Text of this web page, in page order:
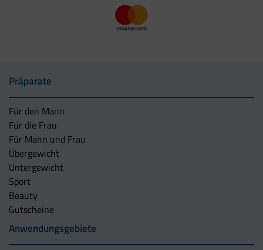
Präparate
Für den Mann
Für die Frau
Für Mann und Frau
Übergewicht
Untergewicht
Sport
Beauty
Gutscheine
Anwendungsgebiete